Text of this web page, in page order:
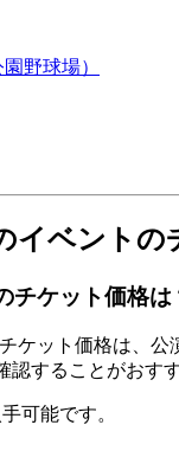
野球場）
イベントの
チケット価格は
ケット価格は、
することがおすす
可能です。